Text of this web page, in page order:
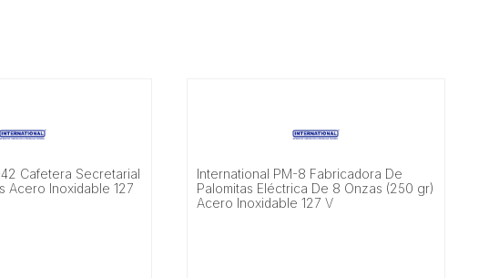
Cafetera Secretarial
Acero Inoxidable 127
International PM-8 Fabricadora De
Palomitas Eléctrica De 8 Onzas (250 gr)
Acero Inoxidable 127 V